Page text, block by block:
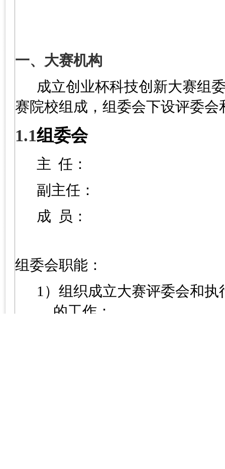
一、大赛机构
成立创业杯科技创新大赛组
赛院校组成，组委会下设评委会
1.1组委会
主 任：
副主任：
成
员：
组委会职能：
1 ）组织成立大赛评委会和
的工作；